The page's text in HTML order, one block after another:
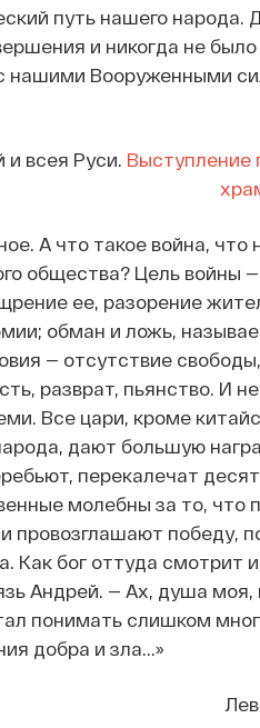
путь нашего народа.
и никогда не
нашими Вооруженными
и всея Руси. Выступление
А что такое война, что
общества? Цель войны
ее, разорение
обман и ложь,
— отсутствие
разврат, пьянство. И
Все цари, кроме
дают большую
перекалечат
молебны за то, что
провозглашают победу,
Как бог оттуда смотрит
Андрей. — Ах, душа
понимать слишком
добра и зла...»